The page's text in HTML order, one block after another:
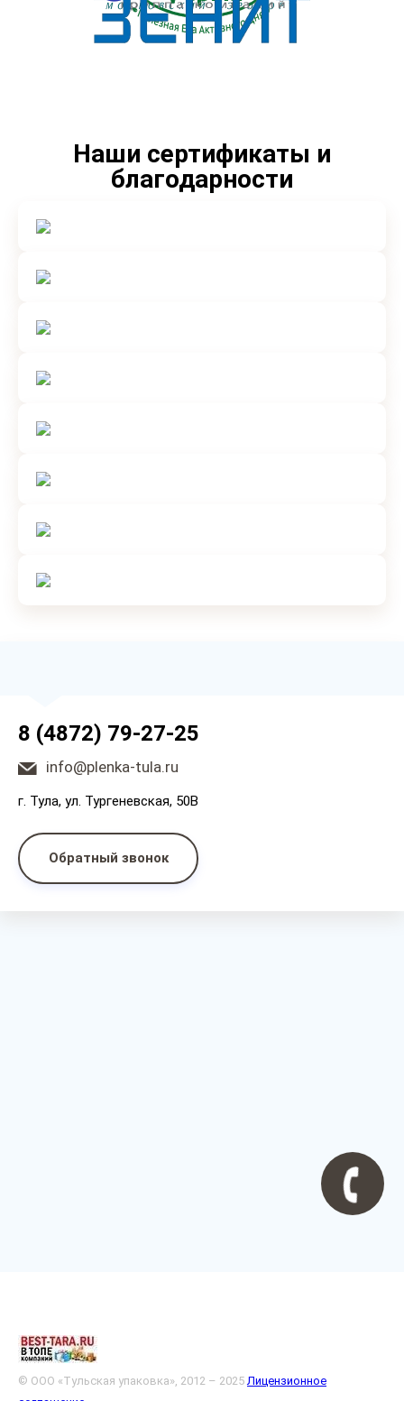
Наши сертификаты и
благодарности
8 (4872) 79-27-25
info@plenka-tula.ru
г. Тула, ул. Тургеневская, 50В
Обратный звонок
© ООО «Тульская упаковка», 2012 – 2025 Лицензионное